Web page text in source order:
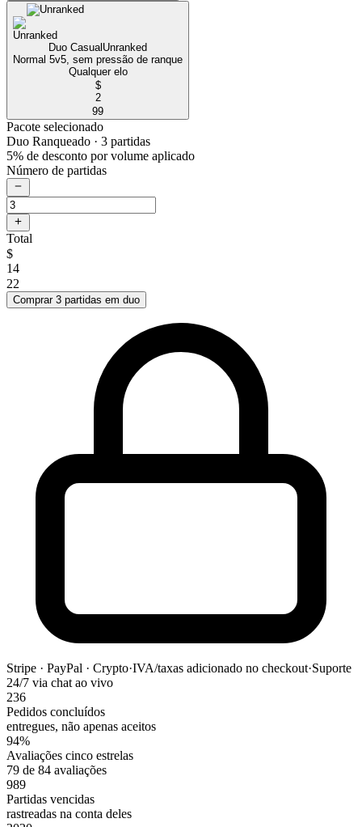
Duo Casual Unranked
Normal 5v5, sem pressão de ranque
Qualquer elo
$
2
99
Pacote selecionado
Duo Ranqueado · 3 partidas
5% de desconto por volume aplicado
Número de partidas
Total
$
14
22
Comprar 3 partidas em duo
Stripe · PayPal · Crypto·IVA/taxas adicionado no checkout·Suporte
24/7 via chat ao vivo
236
Pedidos concluídos
entregues, não apenas aceitos
94%
Avaliações cinco estrelas
79 de 84 avaliações
989
Partidas vencidas
rastreadas na conta deles